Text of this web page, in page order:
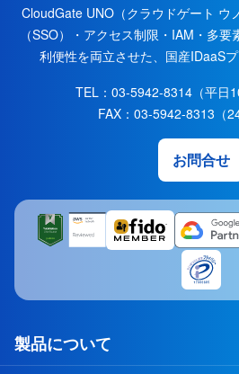
CloudGate UNO（クラウドゲート ウ
（SSO）・アクセス制限・IAM・多
利便性を両立させた、国産IDaaSプ
TEL： 03-5942-8314 （平日
FAX： 03-5942-8313 （
お問合せ
製品について